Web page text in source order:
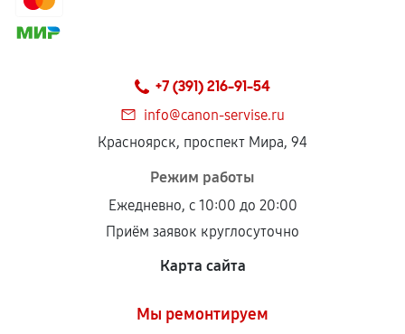
+7 (391) 216-91-54
info@canon-servise.ru
Красноярск, проспект Мира, 94
Режим работы
Ежедневно, с 10:00 до 20:00
Приём заявок круглосуточно
Карта сайта
Мы ремонтируем